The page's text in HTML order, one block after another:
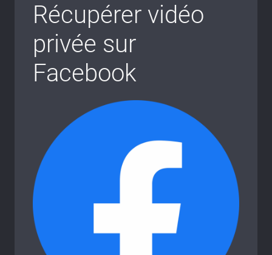
Récupérer vidéo
privée sur
Facebook